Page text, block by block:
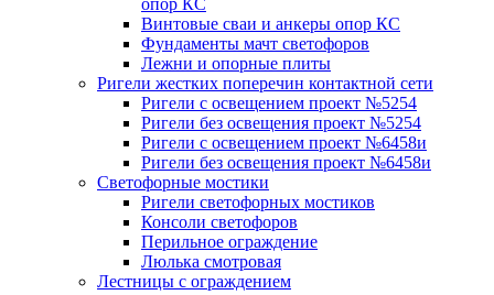
Винтовые сваи и анкеры опор КС
Фундаменты мачт светофоров
Лежни и опорные плиты
Ригели жестких поперечин контактной сети
Ригели с освещением проект №5254
Ригели без освещения проект №5254
Ригели с освещением проект №6458и
Ригели без освещения проект №6458и
Светофорные мостики
Ригели светофорных мостиков
Консоли светофоров
Перильное ограждение
Люлька смотровая
Лестницы с ограждением